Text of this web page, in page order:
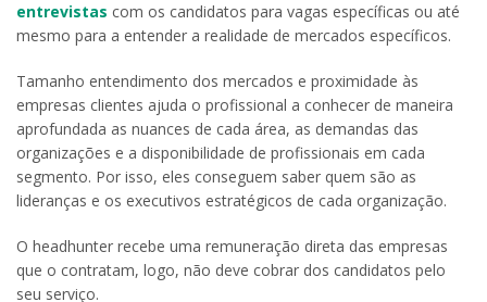
entrevistas com os candidatos para vagas específicas ou até
mesmo para a entender a realidade de mercados específicos.
Tamanho entendimento dos mercados e proximidade às
empresas clientes ajuda o profissional a conhecer de maneira
aprofundada as nuances de cada área, as demandas das
organizações e a disponibilidade de profissionais em cada
segmento. Por isso, eles conseguem saber quem são as
lideranças e os executivos estratégicos de cada organização.
O headhunter recebe uma remuneração direta das empresas
que o contratam, logo, não deve cobrar dos candidatos pelo
seu serviço.